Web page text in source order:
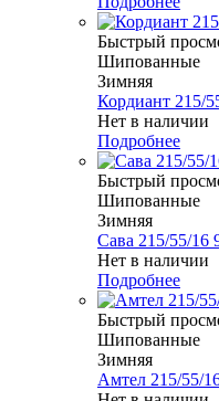
Быстрый
Шипованные
Зимняя
Кордиант 215/
Нет в наличии
Подробнее
Быстрый
Шипованные
Зимняя
Сава 215/55/
Нет в наличии
Подробнее
Быстрый
Шипованные
Зимняя
Амтел 215/55/